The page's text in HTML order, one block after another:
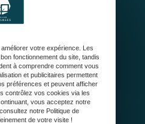
Jean-d'Illac
votre expérience. Les
fonctionnement du site, tandis
à comprendre comment vous
et publicitaires permettent
préférences et peuvent afficher
contrôlez vos cookies via les
vous acceptez notre
notre Politique de
de votre visite !